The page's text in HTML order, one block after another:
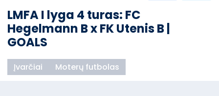
LMFA I lyga 4 turas: FC
Hegelmann B x FK Utenis B |
GOALS
Įvarčiai Moterų futbolas